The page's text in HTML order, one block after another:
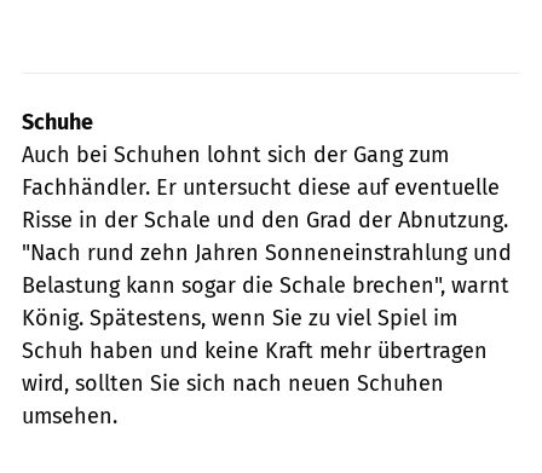
Schuhe
Auch bei Schuhen lohnt sich der Gang zum
Fachhändler. Er untersucht diese auf eventuelle
Risse in der Schale und den Grad der Abnutzung.
"Nach rund zehn Jahren Sonneneinstrahlung und
Belastung kann sogar die Schale brechen", warnt
König. Spätestens, wenn Sie zu viel Spiel im
Schuh haben und keine Kraft mehr übertragen
wird, sollten Sie sich nach neuen Schuhen
umsehen.